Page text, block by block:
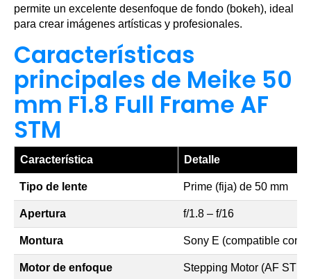
permite un excelente desenfoque de fondo (bokeh), ideal
para crear imágenes artísticas y profesionales.
Características
principales de Meike 50
mm F1.8 Full Frame AF
STM
Característica Detalle
Tipo de lente Prime (fija) de 50 mm
Apertura f/1.8 – f/16
Montura Sony E (compatible con
Motor de enfoque Stepping Motor (AF STM)